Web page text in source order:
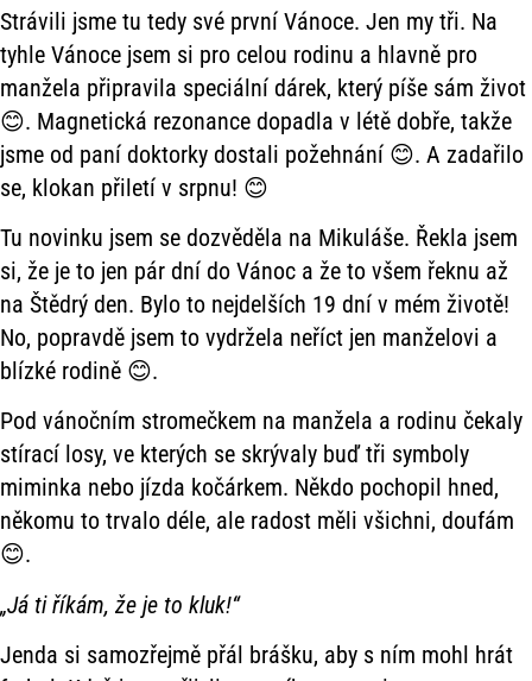
Strávili jsme tu tedy své první Vánoce. Jen my tři. Na
tyhle Vánoce jsem si pro celou rodinu a hlavně pro
manžela připravila speciální dárek, který píše sám život
😊. Magnetická rezonance dopadla v létě dobře, takže
jsme od paní doktorky dostali požehnání 😊. A zadařilo
se, klokan přiletí v srpnu! 😊
Tu novinku jsem se dozvěděla na Mikuláše. Řekla jsem
si, že je to jen pár dní do Vánoc a že to všem řeknu až
na Štědrý den. Bylo to nejdelších 19 dní v mém životě!
No, popravdě jsem to vydržela neříct jen manželovi a
blízké rodině 😊.
Pod vánočním stromečkem na manžela a rodinu čekaly
stírací losy, ve kterých se skrývaly buď tři symboly
miminka nebo jízda kočárkem. Někdo pochopil hned,
někomu to trvalo déle, ale radost měli všichni, doufám
😊.
„Já ti říkám, že je to kluk!“
Jenda si samozřejmě přál brášku, aby s ním mohl hrát